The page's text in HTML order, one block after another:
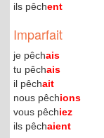
ils pêchent
Imparfait
je pêchais
tu pêchais
il pêchait
nous pêchions
vous pêchiez
ils pêchaient